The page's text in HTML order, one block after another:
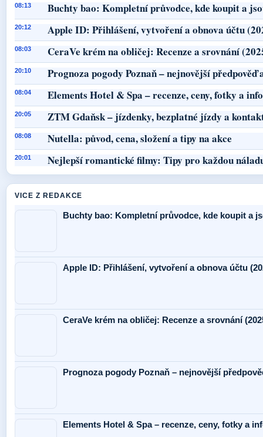
08:13 Buchty bao: Kompletní průvodce, kde koupit a
20:12 Apple ID: Přihlášení, vytvoření a obnova účtu
08:03 CeraVe krém na obličej: Recenze a srovnání
20:10 Prognoza pogody Poznaň – nejnovější předpověď
08:04 Elements Hotel & Spa – recenze, ceny, fotky a
20:05 ZTM Gdaňsk – jízdenky, bezplatné jízdy a
08:08 Nutella: původ, cena, složení a tipy na akce
20:01 Nejlepší romantické filmy: Tipy pro každou
VICE Z REDAKCE
Buchty bao: Kompletní průvodce, kde koupit a
Apple ID: Přihlášení, vytvoření a obnova účtu
CeraVe krém na obličej: Recenze a srovnání
Prognoza pogody Poznaň – nejnovější
Elements Hotel & Spa – recenze, ceny, fotky a